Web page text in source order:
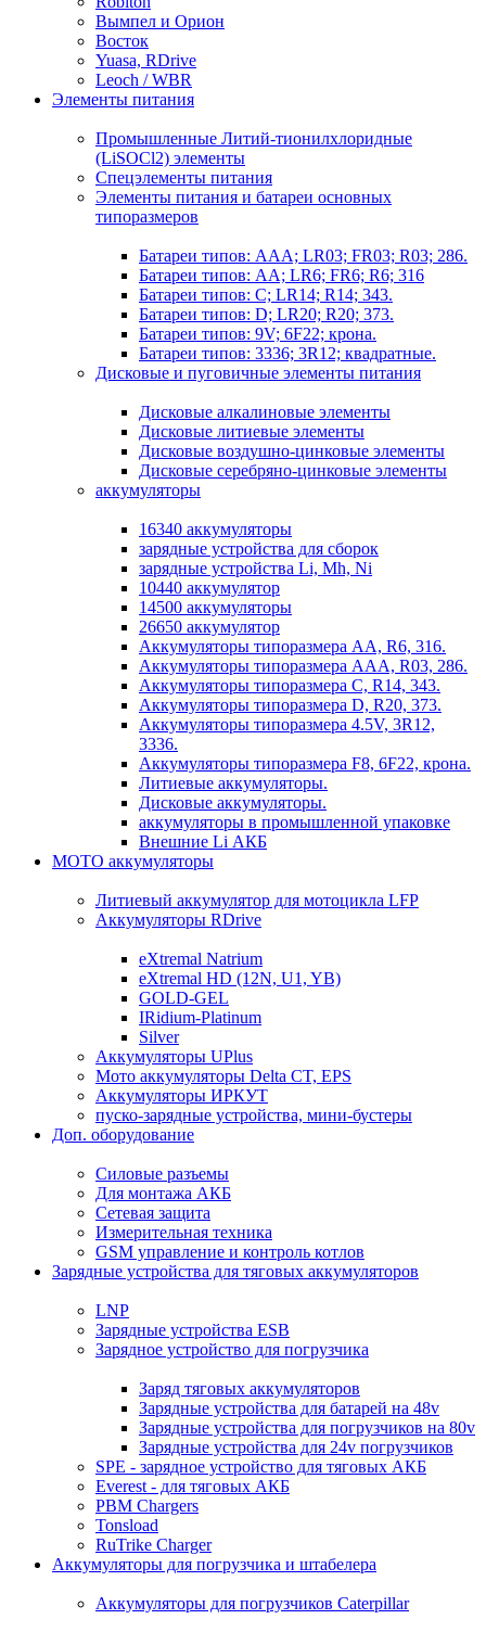
Вымпел и Орион
Восток
Yuasa, RDrive
Leoch / WBR
Элементы питания
Промышленные Литий-тионилхлоридные
(LiSOCl2) элементы
Спецэлементы питания
Элементы питания и батареи основных
типоразмеров
Батареи типов: AAA; LR03; FR03; R03; 286.
Батареи типов: AA; LR6; FR6; R6; 316
Батареи типов: C; LR14; R14; 343.
Батареи типов: D; LR20; R20; 373.
Батареи типов: 9V; 6F22; крона.
Батареи типов: 3336; 3R12; квадратные.
Дисковые и пуговичные элементы питания
Дисковые алкалиновые элементы
Дисковые литиевые элементы
Дисковые воздушно-цинковые элементы
Дисковые серебряно-цинковые элементы
аккумуляторы
16340 аккумуляторы
зарядные устройства для сборок
зарядные устройства Li, Mh, Ni
10440 аккумулятор
14500 аккумуляторы
26650 аккумулятор
Аккумуляторы типоразмера АА, R6, 316.
Аккумуляторы типоразмера ААА, R03, 286.
Аккумуляторы типоразмера С, R14, 343.
Аккумуляторы типоразмера D, R20, 373.
Аккумуляторы типоразмера 4.5V, 3R12,
3336.
Аккумуляторы типоразмера F8, 6F22, крона.
Литиевые аккумуляторы.
Дисковые аккумуляторы.
аккумуляторы в промышленной упаковке
Внешние Li АКБ
МОТО аккумуляторы
Литиевый аккумулятор для мотоцикла LFP
Аккумуляторы RDrive
eXtremal Natrium
eXtremal HD (12N, U1, YB)
GOLD-GEL
IRidium-Platinum
Silver
Аккумуляторы UPlus
Мото аккумуляторы Delta CT, EPS
Аккумуляторы ИРКУТ
пуско-зарядные устройства, мини-бустеры
Доп. оборудование
Силовые разъемы
Для монтажа АКБ
Сетевая защита
Измерительная техника
GSM управление и контроль котлов
Зарядные устройства для тяговых аккумуляторов
LNP
Зарядные устройства ESB
Зарядное устройство для погрузчика
Заряд тяговых аккумуляторов
Зарядные устройства для батарей на 48v
Зарядные устройства для погрузчиков на 80v
Зарядные устройства для 24v погрузчиков
SPE - зарядное устройство для тяговых АКБ
Everest - для тяговых АКБ
PBM Chargers
Tonsload
RuTrike Charger
Аккумуляторы для погрузчика и штабелера
Аккумуляторы для погрузчиков Caterpillar